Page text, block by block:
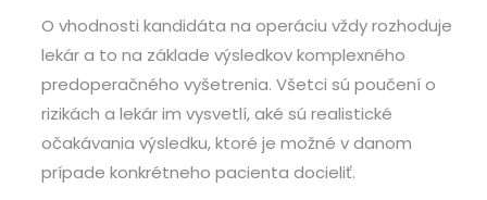
O vhodnosti kandidáta na operáciu vždy rozhoduje
lekár a to na základe výsledkov komplexného
predoperačného vyšetrenia. Všetci sú poučení o
rizikách a lekár im vysvetlí, aké sú realistické
očakávania výsledku, ktoré je možné v danom
prípade konkrétneho pacienta docieliť.